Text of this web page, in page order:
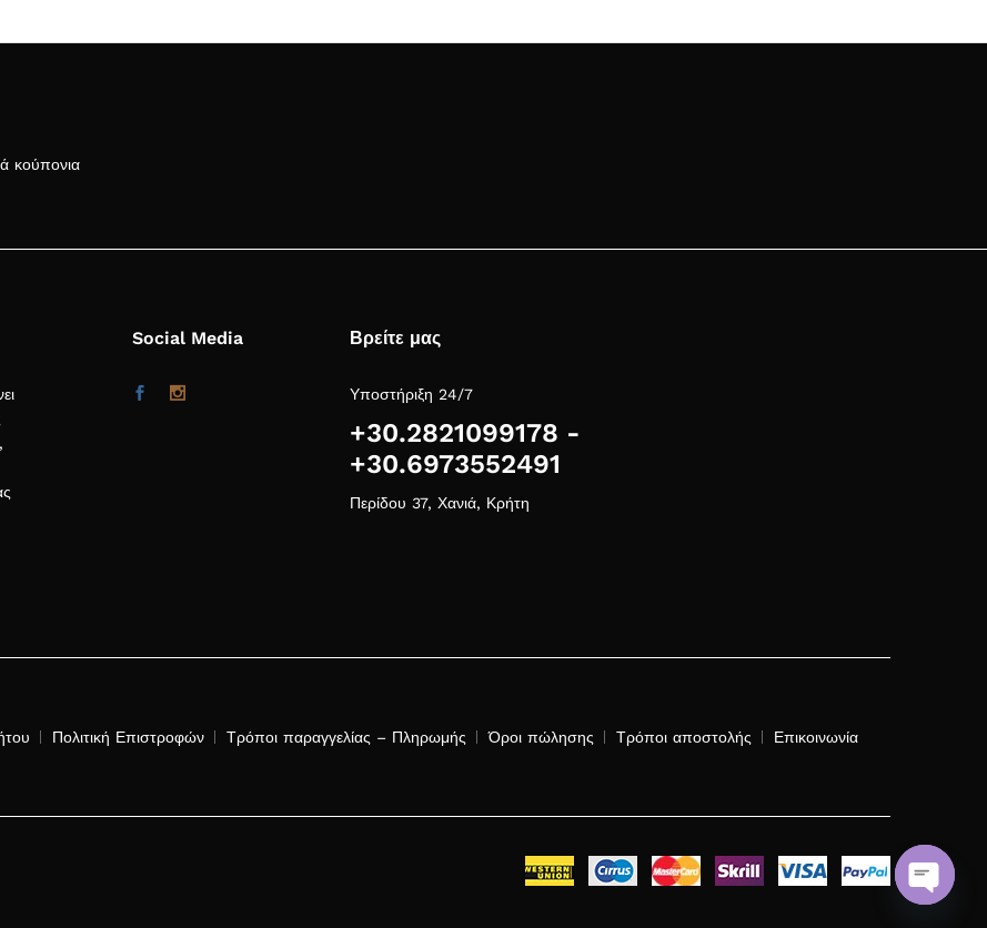
κούπονια
Social Media Βρείτε μας
Υποστήριξη 24/7
+30.2821099178 -
+30.6973552491
Περίδου 37, Χανιά, Κρήτη
Πολιτική Επιστροφών Τρόποι παραγγελίας – Πληρωμής Όροι πώλησης Τρόποι αποστολής Επικοινωνία